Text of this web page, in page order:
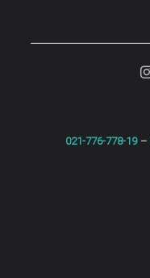
–
021-776-778-19